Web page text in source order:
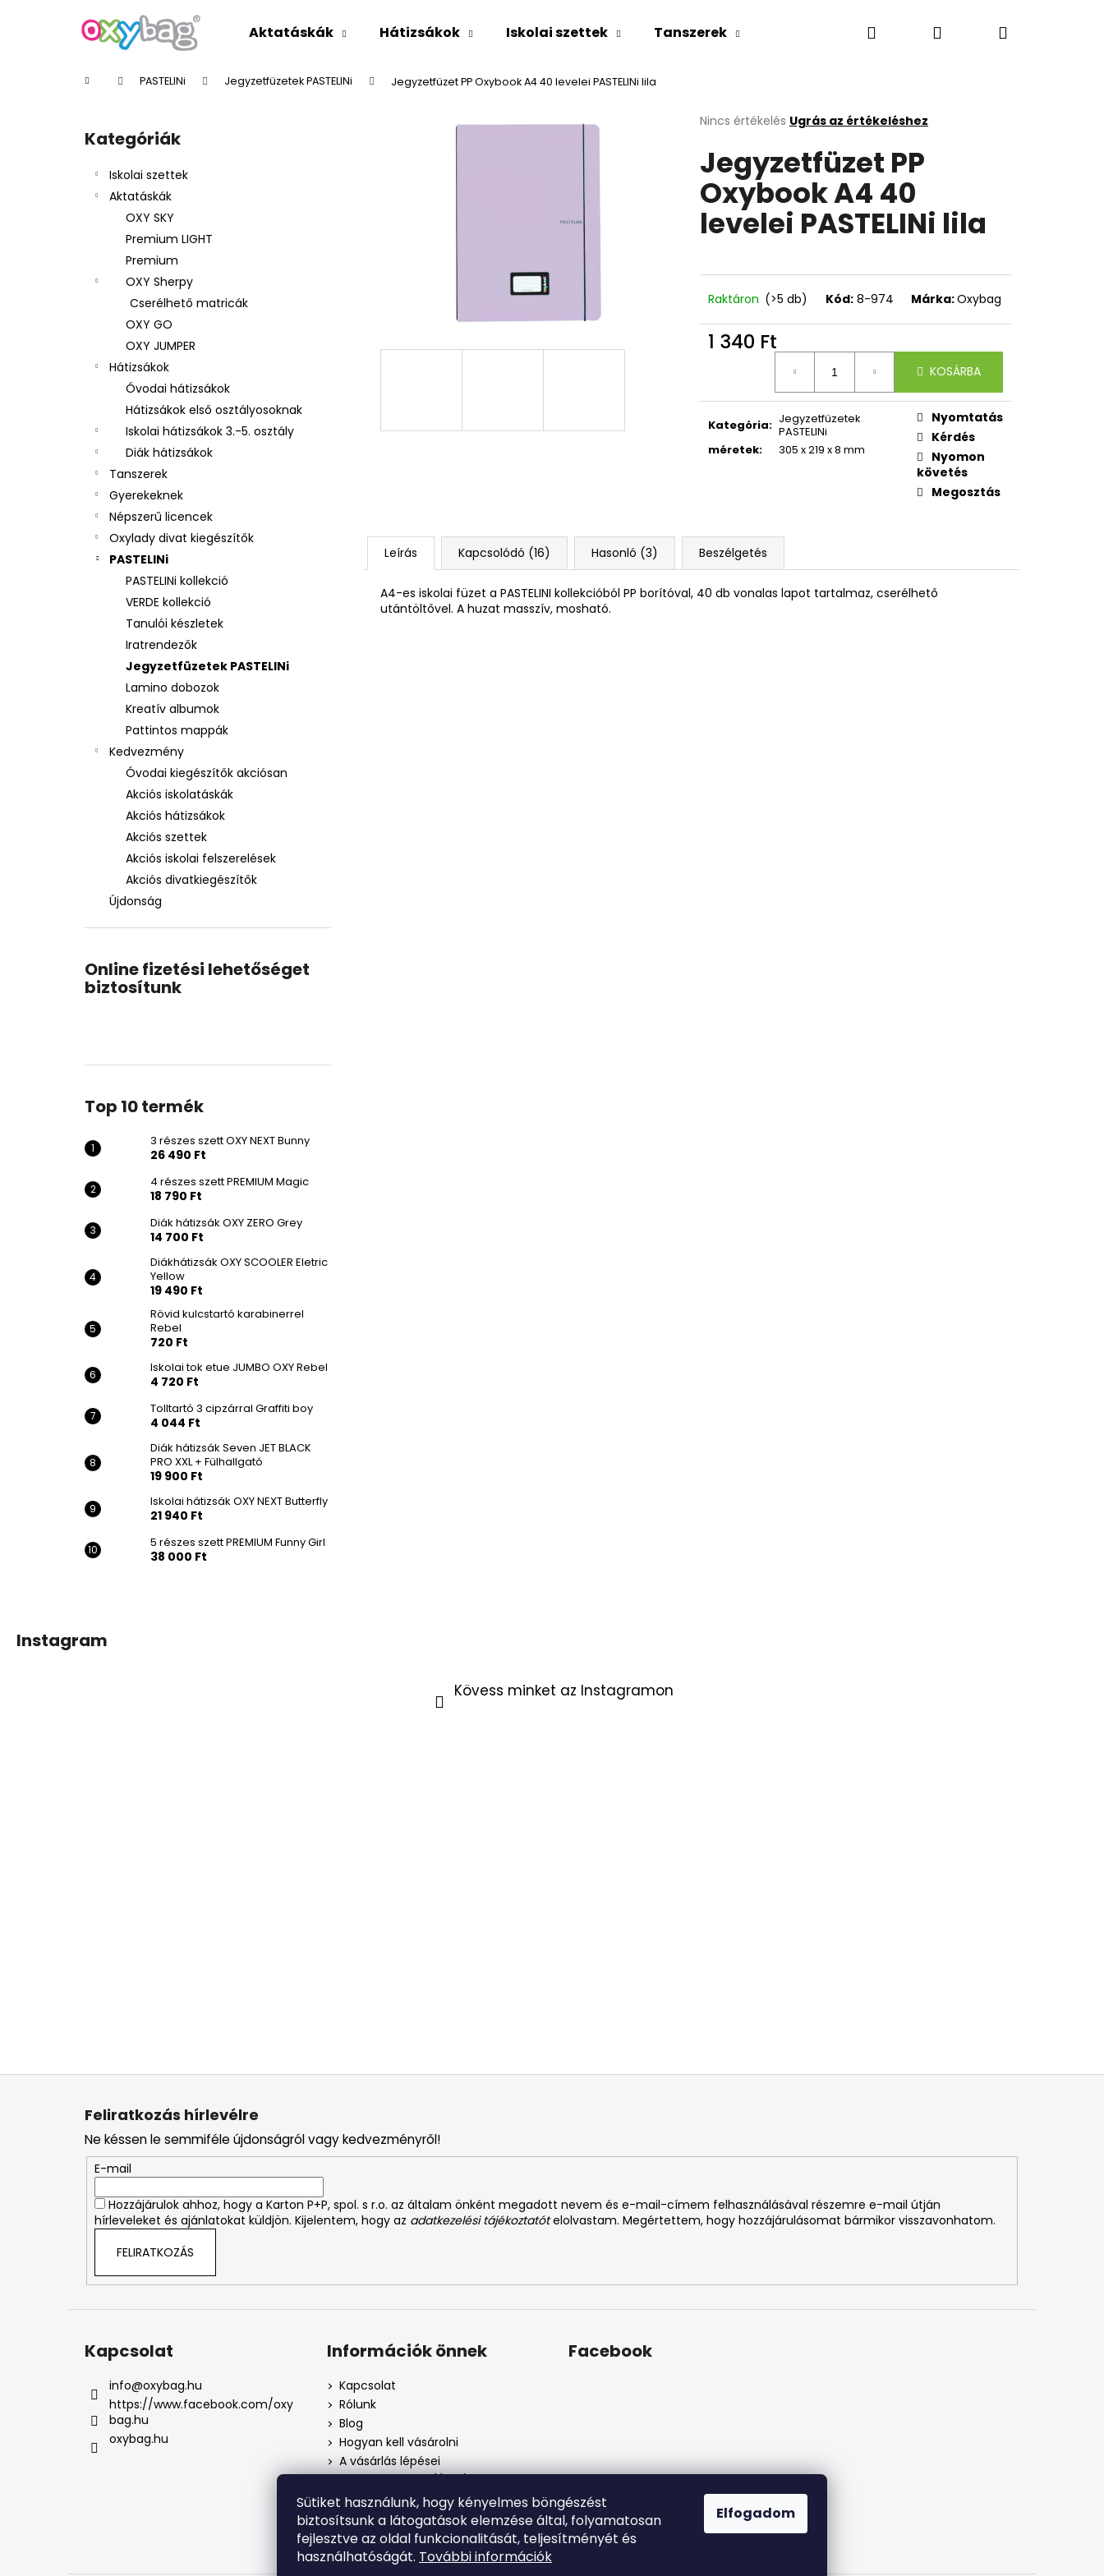
Sütiket használunk, hogy kényelmes böngészést
biztosítsunk a látogatások elemzése által, folyamatosan
fejlesztve az oldal funkcionalitását, teljesítményét és
használhatóságát. További információk
Elfogadom
Aktatáskák Hátizsákok Iskolai szettek Tanszerek KeresésBejelentkezés
Kosár
KezdőlapPASTELINi Jegyzetfüzetek PASTELINi Jegyzetfüzet PP Oxybook A4 40 levelei PASTELINi lila
Kategóriák
átugrása
Kategóriák
Iskolai szettek
Aktatáskák
OXY SKY
Premium LIGHT
Premium
OXY Sherpy
Cserélhető matricák
OXY GO
OXY JUMPER
Hátizsákok
Óvodai hátizsákok
Hátizsákok első osztályosoknak
Iskolai hátizsákok 3.-5. osztály
Diák hátizsákok
Tanszerek
Gyerekeknek
Népszerű licencek
Oxylady divat kiegészítők
PASTELINi
PASTELINi kollekció
VERDE kollekció
Tanulói készletek
Iratrendezők
Jegyzetfüzetek PASTELINi
Lamino dobozok
Kreatív albumok
Pattintos mappák
Kedvezmény
Óvodai kiegészítők akciósan
Akciós iskolatáskák
Akciós hátizsákok
Akciós szettek
Akciós iskolai felszerelések
Akciós divatkiegészítők
Újdonság
Online fizetési lehetőséget
biztosítunk
Top 10 termék
3 részes szett OXY NEXT Bunny
26 490 Ft
4 részes szett PREMIUM Magic
18 790 Ft
Diák hátizsák OXY ZERO Grey
14 700 Ft
Diákhátizsák OXY SCOOLER Eletric
Yellow
19 490 Ft
Rövid kulcstartó karabinerrel
Rebel
720 Ft
Iskolai tok etue JUMBO OXY Rebel
4 720 Ft
Tolltartó 3 cipzárral Graffiti boy
4 044 Ft
Diák hátizsák Seven JET BLACK
PRO XXL + Fülhallgató
19 900 Ft
Iskolai hátizsák OXY NEXT Butterfly
21 940 Ft
5 részes szett PREMIUM Funny Girl
38 000 Ft
A
átlagos
értékelése
5-
ből
0,0
csillag.
Nincs értékelés Ugrás az értékeléshez
Jegyzetfüzet PP
Oxybook A4 40
levelei PASTELINi lila
Raktáron (>5 db) Kód: 8-974 Márka:Oxybag
1 340 Ft
KOSÁRBA
Kategória: Jegyzetfüzetek
PASTELINi
méretek: 305 x 219 x 8 mm
Nyomtatás
Kérdés
Nyomon
követés
Megosztás
Leírás Kapcsolódó (16) Hasonló (3) Beszélgetés
A4-es iskolai füzet a PASTELINI kollekcióból PP borítóval, 40 db vonalas lapot tartalmaz, cserélhető
utántöltővel. A huzat masszív, mosható.
Vissza
Vissza
Mit keres?
3 RÉSZES SZETT OXY NEXT BUNNY
26 490 Ft
DIÁK HÁTIZSÁK OXY ZERO GREY
Instagram
Kövess minket az Instagramon
L
Feliratkozás hírlevélre
Ne késsen le semmiféle újdonságról vagy kedvezményről!
E-mail
Hozzájárulok ahhoz, hogy a Karton P+P, spol. s r.o. az általam önként megadott nevem és e-mail-címem felhasználásával részemre e-mail útján
hírleveleket és ajánlatokat küldjön. Kijelentem, hogy az adatkezelési tájékoztatótelolvastam. Megértettem, hogy hozzájárulásomat bármikor visszavonhatom.
FELIRATKOZÁS
Kapcsolat
info@oxybag.hu
https://www.facebook.com/oxy
bag.hu
oxybag.hu
Információk önnek
Kapcsolat
Rólunk
Blog
Hogyan kell vásárolni
A vásárlás lépései
Adatkezelési tájékoztató
Panaszos eljárás
Panaszjelenté
Facebook